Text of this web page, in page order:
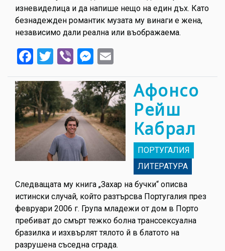
изневиделица и да напише нещо на един дъх. Като
безнадежден романтик музата му винаги е жена,
независимо дали реална или въображаема.
Facebook
Twitter
ViberMessenger
Афонсо
Рейш
Кабрал
ПОРТУГАЛИЯ
ЛИТЕРАТУРА
Следващата му книга „Захар на бучки“ описва
истински случай, който разтърсва Португалия през
февруари 2006 г. Група младежи от дом в Порто
пребиват до смърт тежко болна транссексуална
бразилка и изхвърлят тялото й в блатото на
разрушена съседна сграда.